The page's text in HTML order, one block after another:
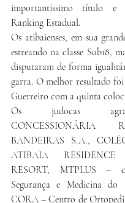
importantíssimo título e
Ranking Estadual.
Os atibaienses, em sua
estreando na classe Sub18,
disputaram de forma
garra. O melhor resultado
Guerreiro com a quinta
Os judocas
CONCESSIONÁRIA
BANDEIRAS S.A.,
ATIBAIA
RESORT, MTPLUS –
Segurança e Medicina do
CORA – Centro de